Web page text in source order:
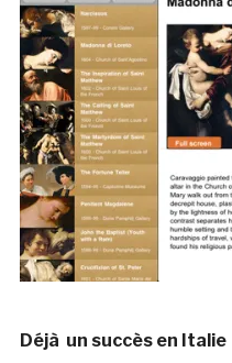
Déjà un succès en Italie